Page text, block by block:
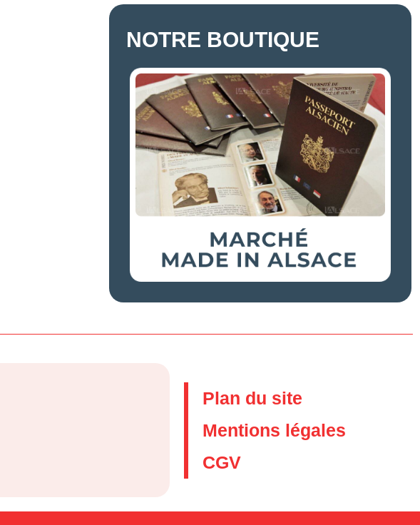
NOTRE BOUTIQUE
Plan du site
Mentions légales
CGV